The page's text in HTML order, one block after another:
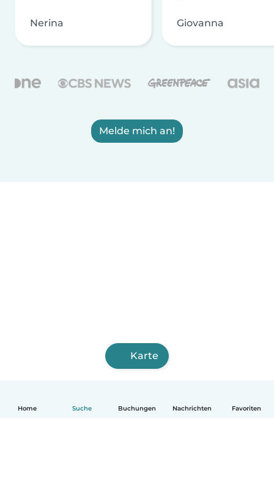
Home Suche Buchungen Nachrichten Favoriten
Nerina Giovanna
Melde mich an!
Karte